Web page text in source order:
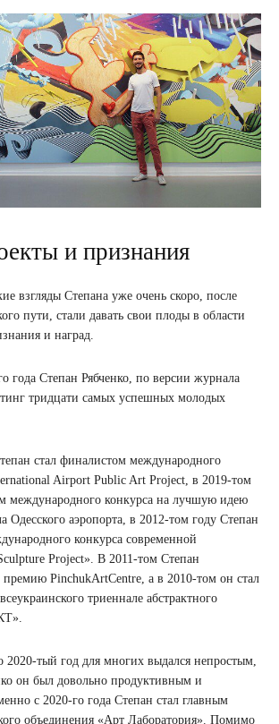
и признания
взгляды Степана уже очень скоро, после
пути, стали давать свои плоды в области
и наград.
года Степан Рябченко, по версии журнала
тридцати самых успешных молодых
стал финалистом международного
Airport Public Art Project, в 2019-том
международного конкурса на лучшую идею
Одесского аэропорта, в 2012-том году Степан
конкурса современной
Project». В 2011-том Степан
PinchukArtCentre, а в 2010-том он стал
триеннале абстрактного
2020-тый год для многих выдался непростым,
он был довольно продуктивным и
с 2020-го года Степан стал главным
объединения «Арт Лаборатория». Помимо